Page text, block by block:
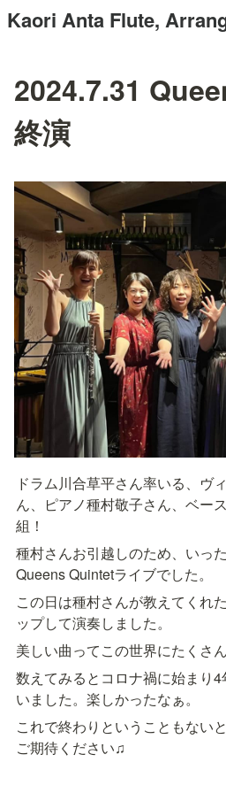
Kaori Anta Flute,
2024.7.31
終演
ドラム川合草平さん率いる、ヴ
ん、ピアノ種村敬子さん、ベー
組！
種村さんお引越しのため、いっ
Queens Quintetライブでした。
この日は種村さんが教えてくれ
ップして演奏しました。
美しい曲ってこの世界にたくさ
数えてみるとコロナ禍に始まり
いました。楽しかったなぁ。
これで終わりということもない
ご期待ください♫